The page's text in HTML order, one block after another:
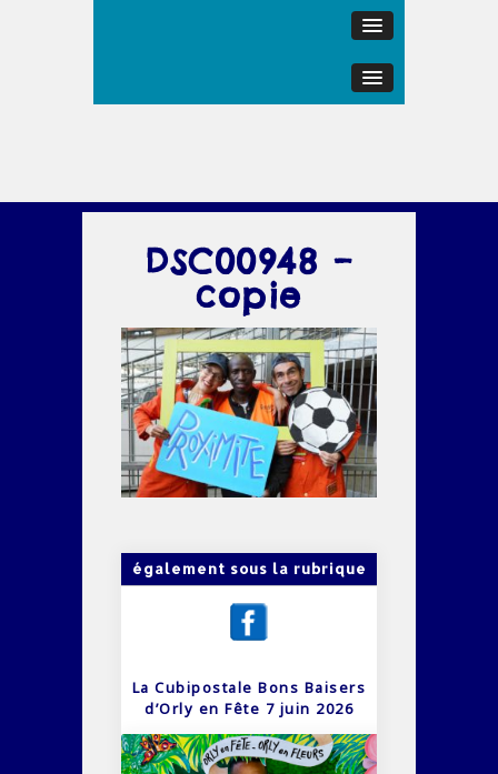
DSC00948 –
copie
également sous la rubrique
La Cubipostale Bons Baisers
d’Orly en Fête 7 juin 2026